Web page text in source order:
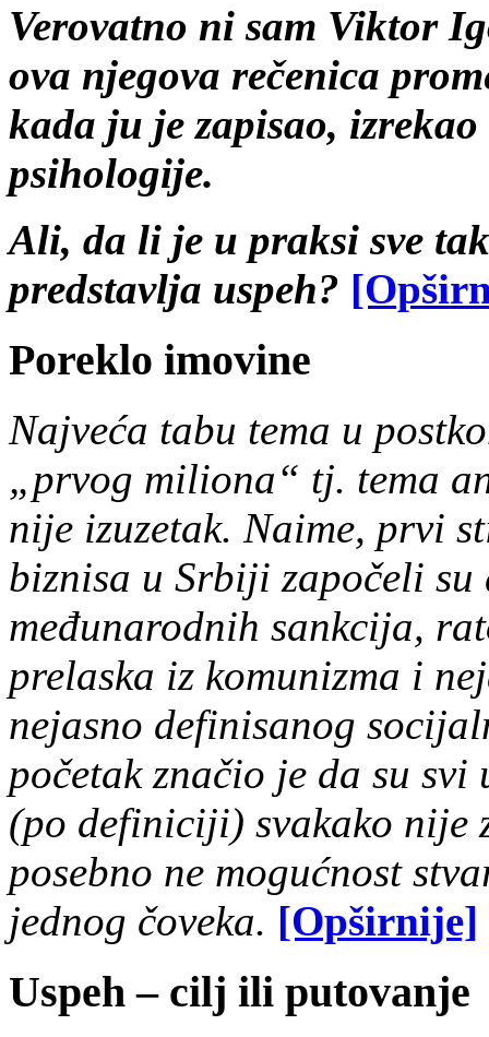
Verovatno ni sam Viktor
ova njegova rečenica
kada ju je zapisao,
psihologije.
Ali, da li je u praksi sve
predstavlja uspeh?
Poreklo imovine
Najveća tabu tema u
„prvog miliona“ tj. tema
nije izuzetak. Naime, prvi
biznisa u Srbiji započeli su
međunarodnih sankcija,
prelaska iz komunizma i
nejasno definisanog
početak značio je da su
(po definiciji) svakako nije
posebno ne mogućnost
jednog čoveka. [Opširnije]
Uspeh – cilj ili putovanje